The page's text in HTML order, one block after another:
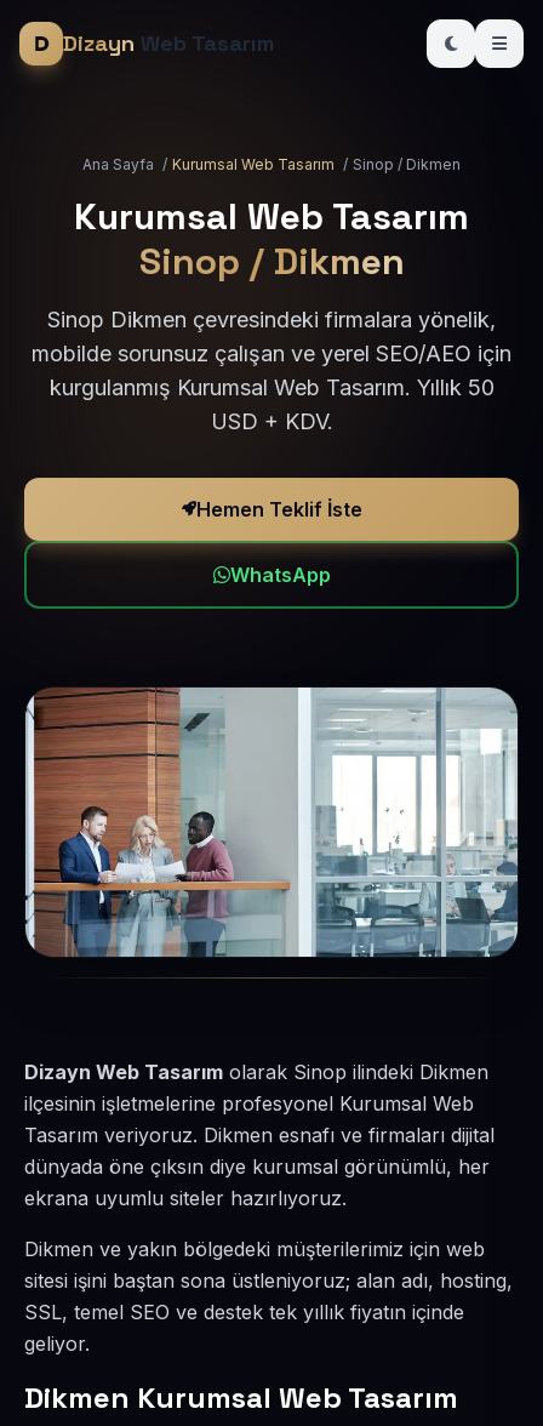
Dizayn Web Tasarım
Ana Sayfa / Kurumsal Web Tasarım / Sinop / Dikmen
Kurumsal Web Tasarım
Sinop / Dikmen
Sinop Dikmen çevresindeki firmalara yönelik,
mobilde sorunsuz çalışan ve yerel SEO/AEO için
kurgulanmış Kurumsal Web Tasarım. Yıllık 50
USD + KDV.
Hemen Teklif İste
WhatsApp
Dizayn Web Tasarım olarak Sinop ilindeki Dikmen
ilçesinin işletmelerine profesyonel Kurumsal Web
Tasarım veriyoruz. Dikmen esnafı ve firmaları dijital
dünyada öne çıksın diye kurumsal görünümlü, her
ekrana uyumlu siteler hazırlıyoruz.
Dikmen ve yakın bölgedeki müşterilerimiz için web
sitesi işini baştan sona üstleniyoruz; alan adı, hosting,
SSL, temel SEO ve destek tek yıllık fiyatın içinde
geliyor.
Dikmen Kurumsal Web Tasarım